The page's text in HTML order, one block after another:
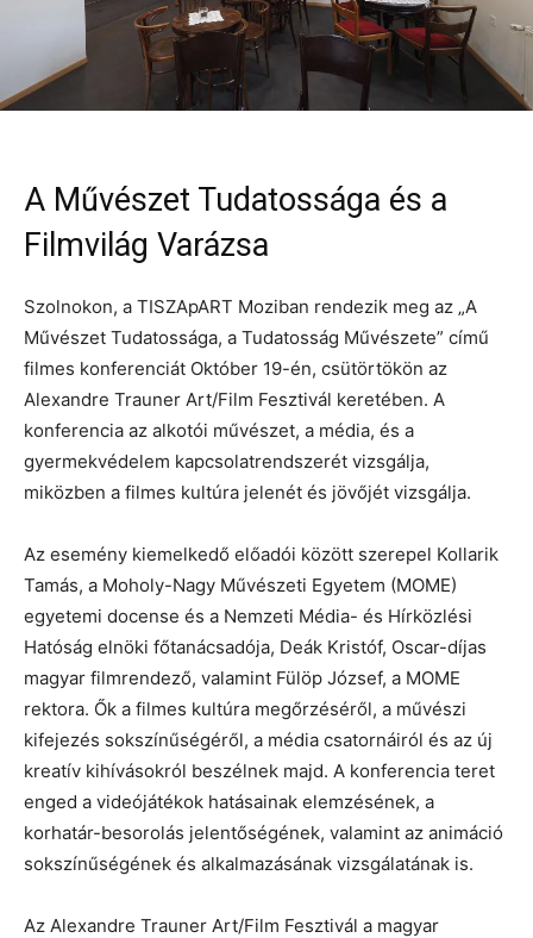
A Művészet Tudatossága és a
Filmvilág Varázsa
Szolnokon, a TISZApART Moziban rendezik meg az „A
Művészet Tudatossága, a Tudatosság Művészete” című
filmes konferenciát Október 19-én, csütörtökön az
Alexandre Trauner Art/Film Fesztivál keretében. A
konferencia az alkotói művészet, a média, és a
gyermekvédelem kapcsolatrendszerét vizsgálja,
miközben a filmes kultúra jelenét és jövőjét vizsgálja.
Az esemény kiemelkedő előadói között szerepel Kollarik
Tamás, a Moholy-Nagy Művészeti Egyetem (MOME)
egyetemi docense és a Nemzeti Média- és Hírközlési
Hatóság elnöki főtanácsadója, Deák Kristóf, Oscar-díjas
magyar filmrendező, valamint Fülöp József, a MOME
rektora. Ők a filmes kultúra megőrzéséről, a művészi
kifejezés sokszínűségéről, a média csatornáiról és az új
kreatív kihívásokról beszélnek majd. A konferencia teret
enged a videójátékok hatásainak elemzésének, a
korhatár-besorolás jelentőségének, valamint az animáció
sokszínűségének és alkalmazásának vizsgálatának is.
Az Alexandre Trauner Art/Film Fesztivál a magyar